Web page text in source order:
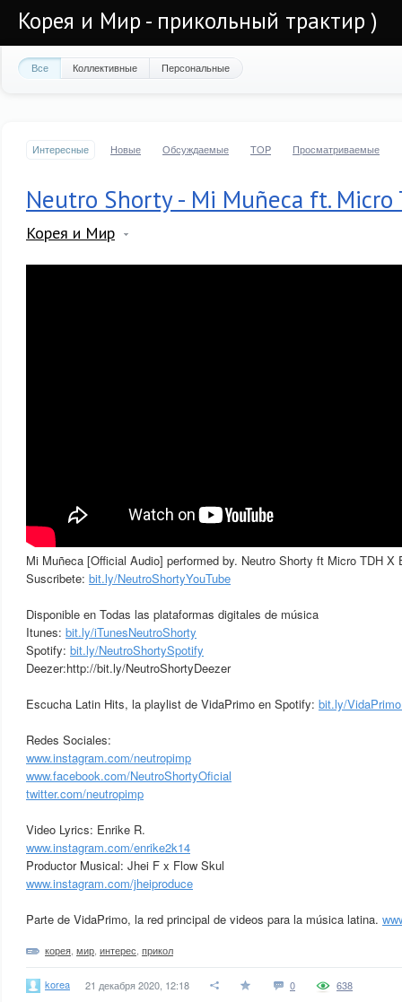
Корея и Мир - прикольный трактир )
Все Коллективные Персональные
Интересные Новые Обсуждаемые TOP Просматриваемые
Neutro Shorty - Mi Muñeca ft. Micro
Корея и Мир
Mi Muñeca [Official Audio] performed by. Neutro Shorty ft Micro TDH X
Suscribete: bit.ly/NeutroShortyYouTube
Disponible en Todas las plataformas digitales de música
Itunes: bit.ly/iTunesNeutroShorty
Spotify: bit.ly/NeutroShortySpotify
Deezer:http://bit.ly/NeutroShortyDeezer
Escucha Latin Hits, la playlist de VidaPrimo en Spotify: bit.ly/
Redes Sociales:
www.instagram.com/neutropimp
www.facebook.com/NeutroShortyOficial
twitter.com/neutropimp
Video Lyrics: Enrike R.
www.instagram.com/enrike2k14
Productor Musical: Jhei F x Flow Skul
www.instagram.com/jheiproduce
Parte de VidaPrimo, la red principal de videos para la música latina.
корея мир интерес прикол
korea 21 декабря 2020, 12:18 0 638